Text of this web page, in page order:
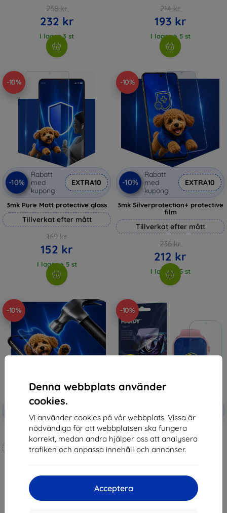
Denna webbplats använder
cookies.
Vi använder cookies på vår webbplats. Vissa är
nödvändiga för att webbplatsen ska fungera
korrekt, medan andra hjälper oss att analysera
trafiken och anpassa innehåll och annonser.
Acceptera
258 kr
232 kr
I lager 3 st
214 kr
193 kr
I lager > 5 st
-10%
-10%
Rabatt
med
kupong
EXTRA10
3mk Pure Matt protective glass
Tillverkat efter mått
169 kr
152 kr
I lager > 5 st
-10%
-10%
Rabatt
med
kupong
EXTRA10
3mk Silverprotection+ protective
film
Tillverkat efter mått
236 kr
212 kr
I lager > 5 st
-10%
Rabatt
kupong
3mk Hammer protective film
Tillverkat efter mått
222 kr
-10%
kupong
3mk Watch Protection ARC
Protective film for Garett Kids
Twin 2 4G
147 kr